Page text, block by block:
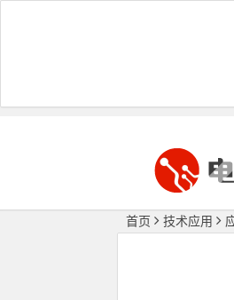
首页 技术应用